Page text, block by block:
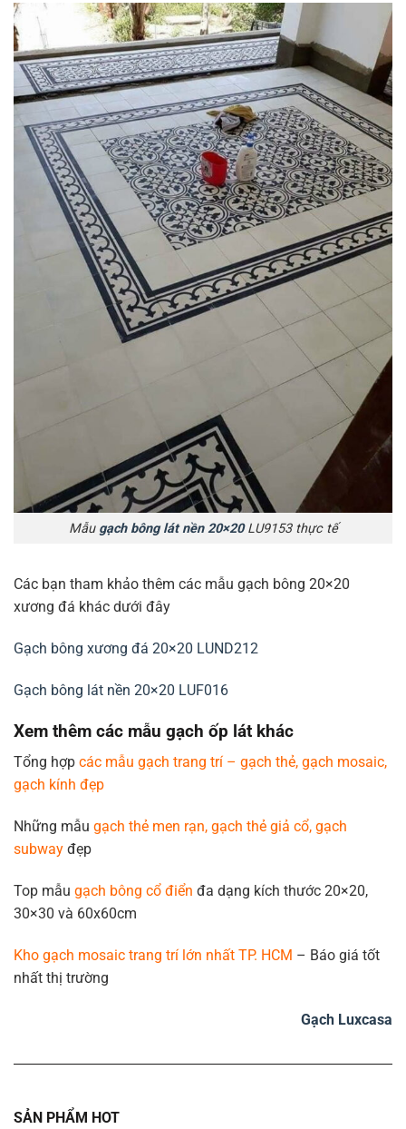
Mẫu gạch bông lát nền 20×20LU9153 thực tế
Các bạn tham khảo thêm các mẫu gạch bông 20×20
xương đá khác dưới đây
Gạch bông xương đá 20×20 LUND212
Gạch bông lát nền 20×20 LUF016
Xem thêm các mẫu gạch ốp lát khác
Tổng hợp các mẫu gạch trang trí – gạch thẻ, gạch mosaic,
gạch kính đẹp
Những mẫu gạch thẻ men rạn, gạch thẻ giả cổ, gạch
subway đẹp
Top mẫu gạch bông cổ điển đa dạng kích thước 20×20,
30×30 và 60x60cm
Kho gạch mosaic trang trí lớn nhất TP. HCM – Báo giá tốt
nhất thị trường
Gạch Luxcasa
SẢN PHẨM HOT